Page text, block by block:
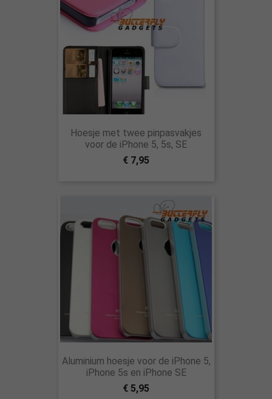
Hoesje met twee pinpasvakjes
voor de iPhone 5, 5s, SE
€ 7,95
Aluminium hoesje voor de iPhone 5,
iPhone 5s en iPhone SE
€ 5,95